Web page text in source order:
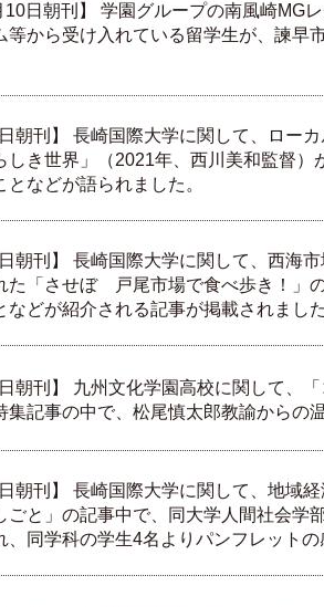
10日朝刊】 学園グループの南風崎MG
等から受け入れている留学生が、諫早
朝刊】 長崎国際大学に関して、ロー
しき世界」（2021年、西川美和監督
などが語られました。
朝刊】 長崎国際大学に関して、西海
た「させぼ 戸尾市場で食べ歩き！」
どが紹介される記事が掲載されました
朝刊】 九州文化学園高校に関して、
記事の中で、松尾慎太郎教諭からの
朝刊】 長崎国際大学に関して、地域
ごと」の記事中で、同大学人間社会学
同学科の学生4名よりパンフレットの